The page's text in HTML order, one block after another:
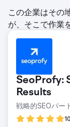
この企業はその
が、そこで作業
SeoProfy:
Results
戦略的SEOパー